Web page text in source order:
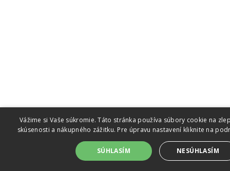
Vážime si Vaše súkromie. Táto stránka používa súbory cookie na
skúsenosti a nákupného zážitku. Pre úpravu nastavení kliknite na
SÚHLASÍM NESÚHLASÍM